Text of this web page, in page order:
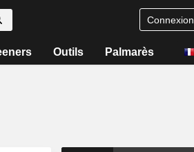
Connexion
Outils Palmarès